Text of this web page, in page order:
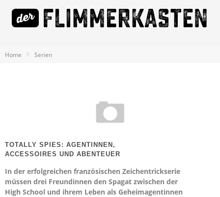
Home Serien
TOTALLY SPIES: AGENTINNEN,
ACCESSOIRES UND ABENTEUER
In der erfolgreichen französischen Zeichentrickserie
müssen drei Freundinnen den Spagat zwischen der
High School und ihrem Leben als Geheimagentinnen